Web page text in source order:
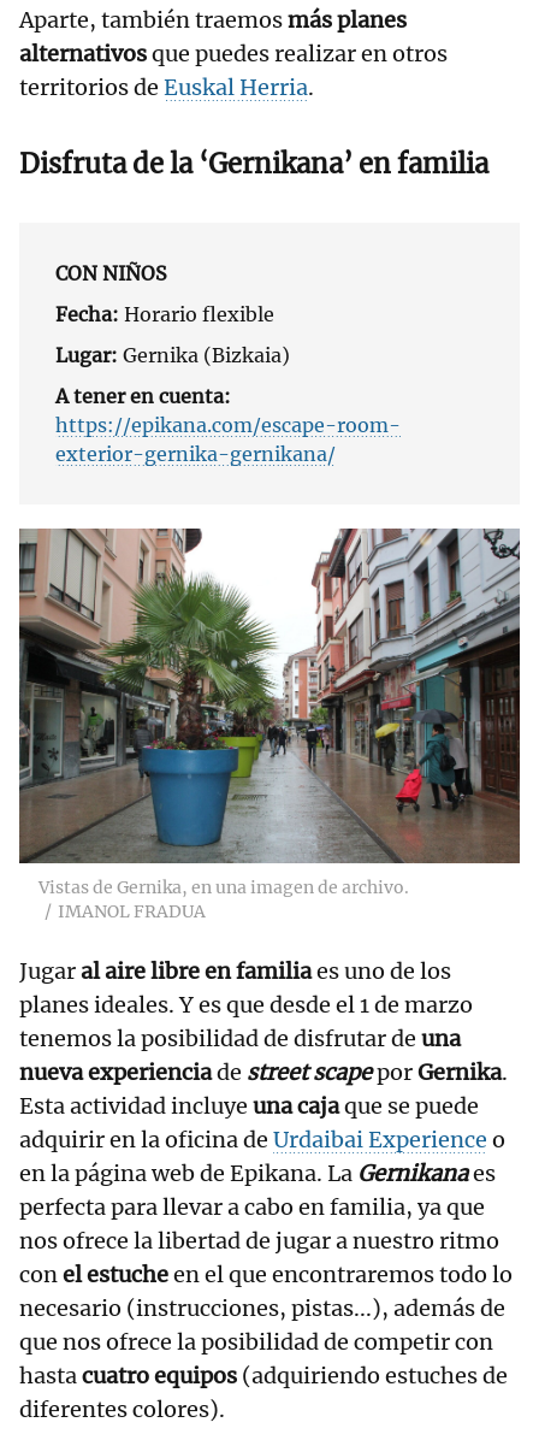
Aparte, también traemosmás planes
alternativosque puedes realizar en otros
territorios de Euskal Herria.
Disfruta de la ‘Gernikana’ en familia
CON NIÑOS
Fecha: Horario flexible
Lugar: Gernika (Bizkaia)
A tener en cuenta:
https://epikana.com/escape-room-
exterior-gernika-gernikana/
Vistas de Gernika, en una imagen de archivo.
IMANOL FRADUA
Jugaral aire libre en familiaes uno de los
planes ideales. Y es que desde el 1 de marzo
tenemos la posibilidad de disfrutar de una
nueva experienciade street scapeporGernika.
Esta actividad incluye una cajaque se puede
adquirir en la oficina de Urdaibai Experience o
en la página web de Epikana. La Gernikanaes
perfecta para llevar a cabo en familia, ya que
nos ofrece la libertad de jugar a nuestro ritmo
conel estucheen el que encontraremos todo lo
necesario (instrucciones, pistas...), además de
que nos ofrece la posibilidad de competir con
hastacuatro equipos (adquiriendo estuches de
diferentes colores).